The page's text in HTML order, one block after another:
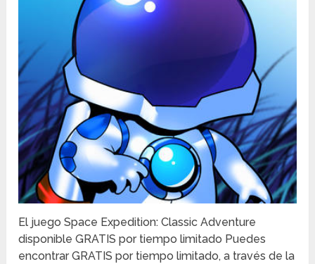
El juego Space Expedition: Classic Adventure
disponible GRATIS por tiempo limitado Puedes
encontrar GRATIS por tiempo limitado, a través de la